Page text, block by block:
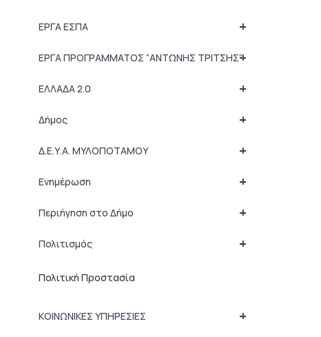
+
ΕΡΓΑ ΕΣΠΑ
+
ΕΡΓΑ ΠΡΟΓΡΑΜΜΑΤΟΣ “ΑΝΤΩΝΗΣ ΤΡΙΤΣΗΣ”
+
ΕΛΛΑΔΑ 2.0
+
Δήμος
+
Δ.Ε.Υ.Α. ΜΥΛΟΠΟΤΑΜΟΥ
+
Ενημέρωση
+
Περιήγηση στο Δήμο
+
Πολιτισμός
Πολιτική Προστασία
+
ΚΟΙΝΩΝΙΚΕΣ ΥΠΗΡΕΣΙΕΣ